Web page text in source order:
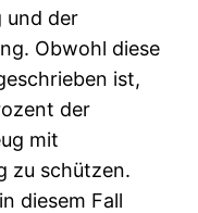
und der
Obwohl diese
ist,
der
mit
zu schützen.
diesem Fall